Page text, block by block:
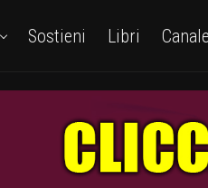
Sostieni Libri